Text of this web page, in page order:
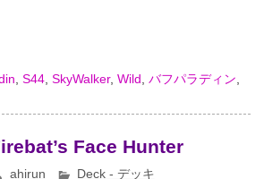
,S44,SkyWalker,Wild ,バフパラディン,
Face Hunter
ahirun Deck - デッキ